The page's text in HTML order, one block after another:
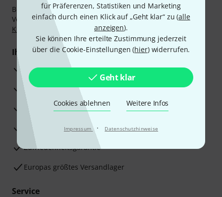
für Präferenzen, Statistiken und Marketing
einfach durch einen Klick auf „Geht klar“ zu (alle
anzeigen).
Sie können Ihre erteilte Zustimmung jederzeit
über die Cookie-Einstellungen (hier) widerrufen.
Geht klar
Cookies ablehnen Weitere Infos
Impressum · Datenschutzhinweise
Bezahlen Sie vertraulich und sicher per Nachnahme,
Vorkasse, PayPal, Amazon Pay,Klarna Sofort bezahlen
Klarna Ratenzahlung
oder Kreditkarte.
Ihre Vorteile
3 Jahre Thomann Garantie
30 Tage Money-Back-Garantie
Reparaturservice
Beratung durch Fachexperten
Zufriedenheitsgarantie
Europas größtes Versandlager
Service